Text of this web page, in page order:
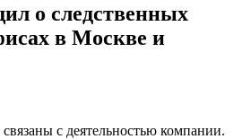
о следственных
в Москве и
с деятельностью компании.